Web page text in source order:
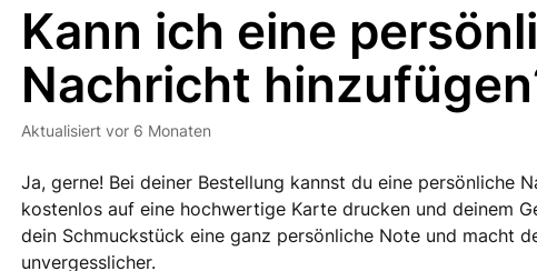
Kann ich eine
Nachricht
Aktualisiert vor 6 Monaten
Ja, gerne! Bei deiner Bestellung kannst du eine persönliche
kostenlos auf eine hochwertige Karte drucken und deinem
dein Schmuckstück eine ganz persönliche Note und macht
unvergesslicher.